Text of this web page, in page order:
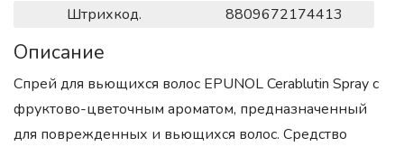
Штрихкод. 8809672174413
Описание
Спрей для вьющихся волос EPUNOL Cerablutin Spray с
фруктово-цветочным ароматом, предназначенный
для поврежденных и вьющихся волос. Средство